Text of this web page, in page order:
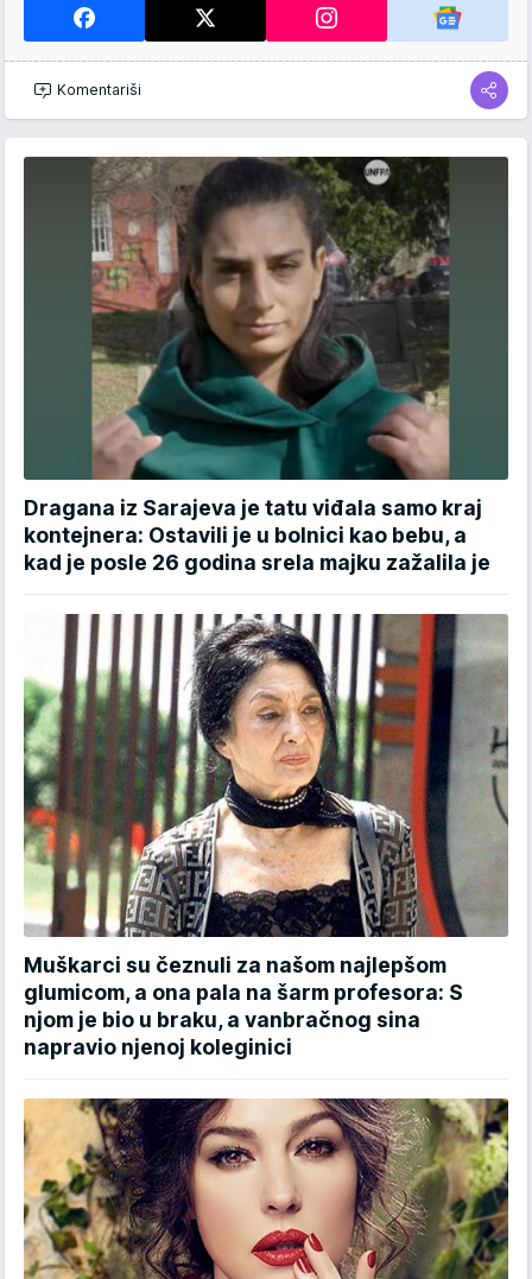
Komentariši
Dragana iz Sarajeva je tatu viđala samo kraj
kontejnera: Ostavili je u bolnici kao bebu, a
kad je posle 26 godina srela majku zažalila je
Muškarci su čeznuli za našom najlepšom
glumicom, a ona pala na šarm profesora: S
njom je bio u braku, a vanbračnog sina
napravio njenoj koleginici